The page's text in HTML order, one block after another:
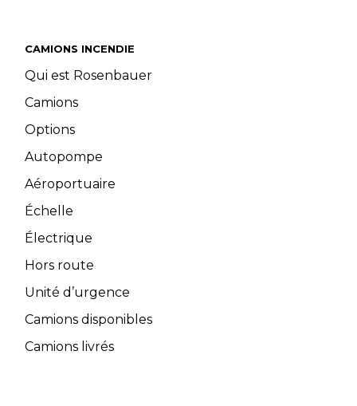
CAMIONS INCENDIE
Qui est Rosenbauer
Camions
Options
Autopompe
Aéroportuaire
Échelle
Électrique
Hors route
Unité d’urgence
Camions disponibles
Camions livrés